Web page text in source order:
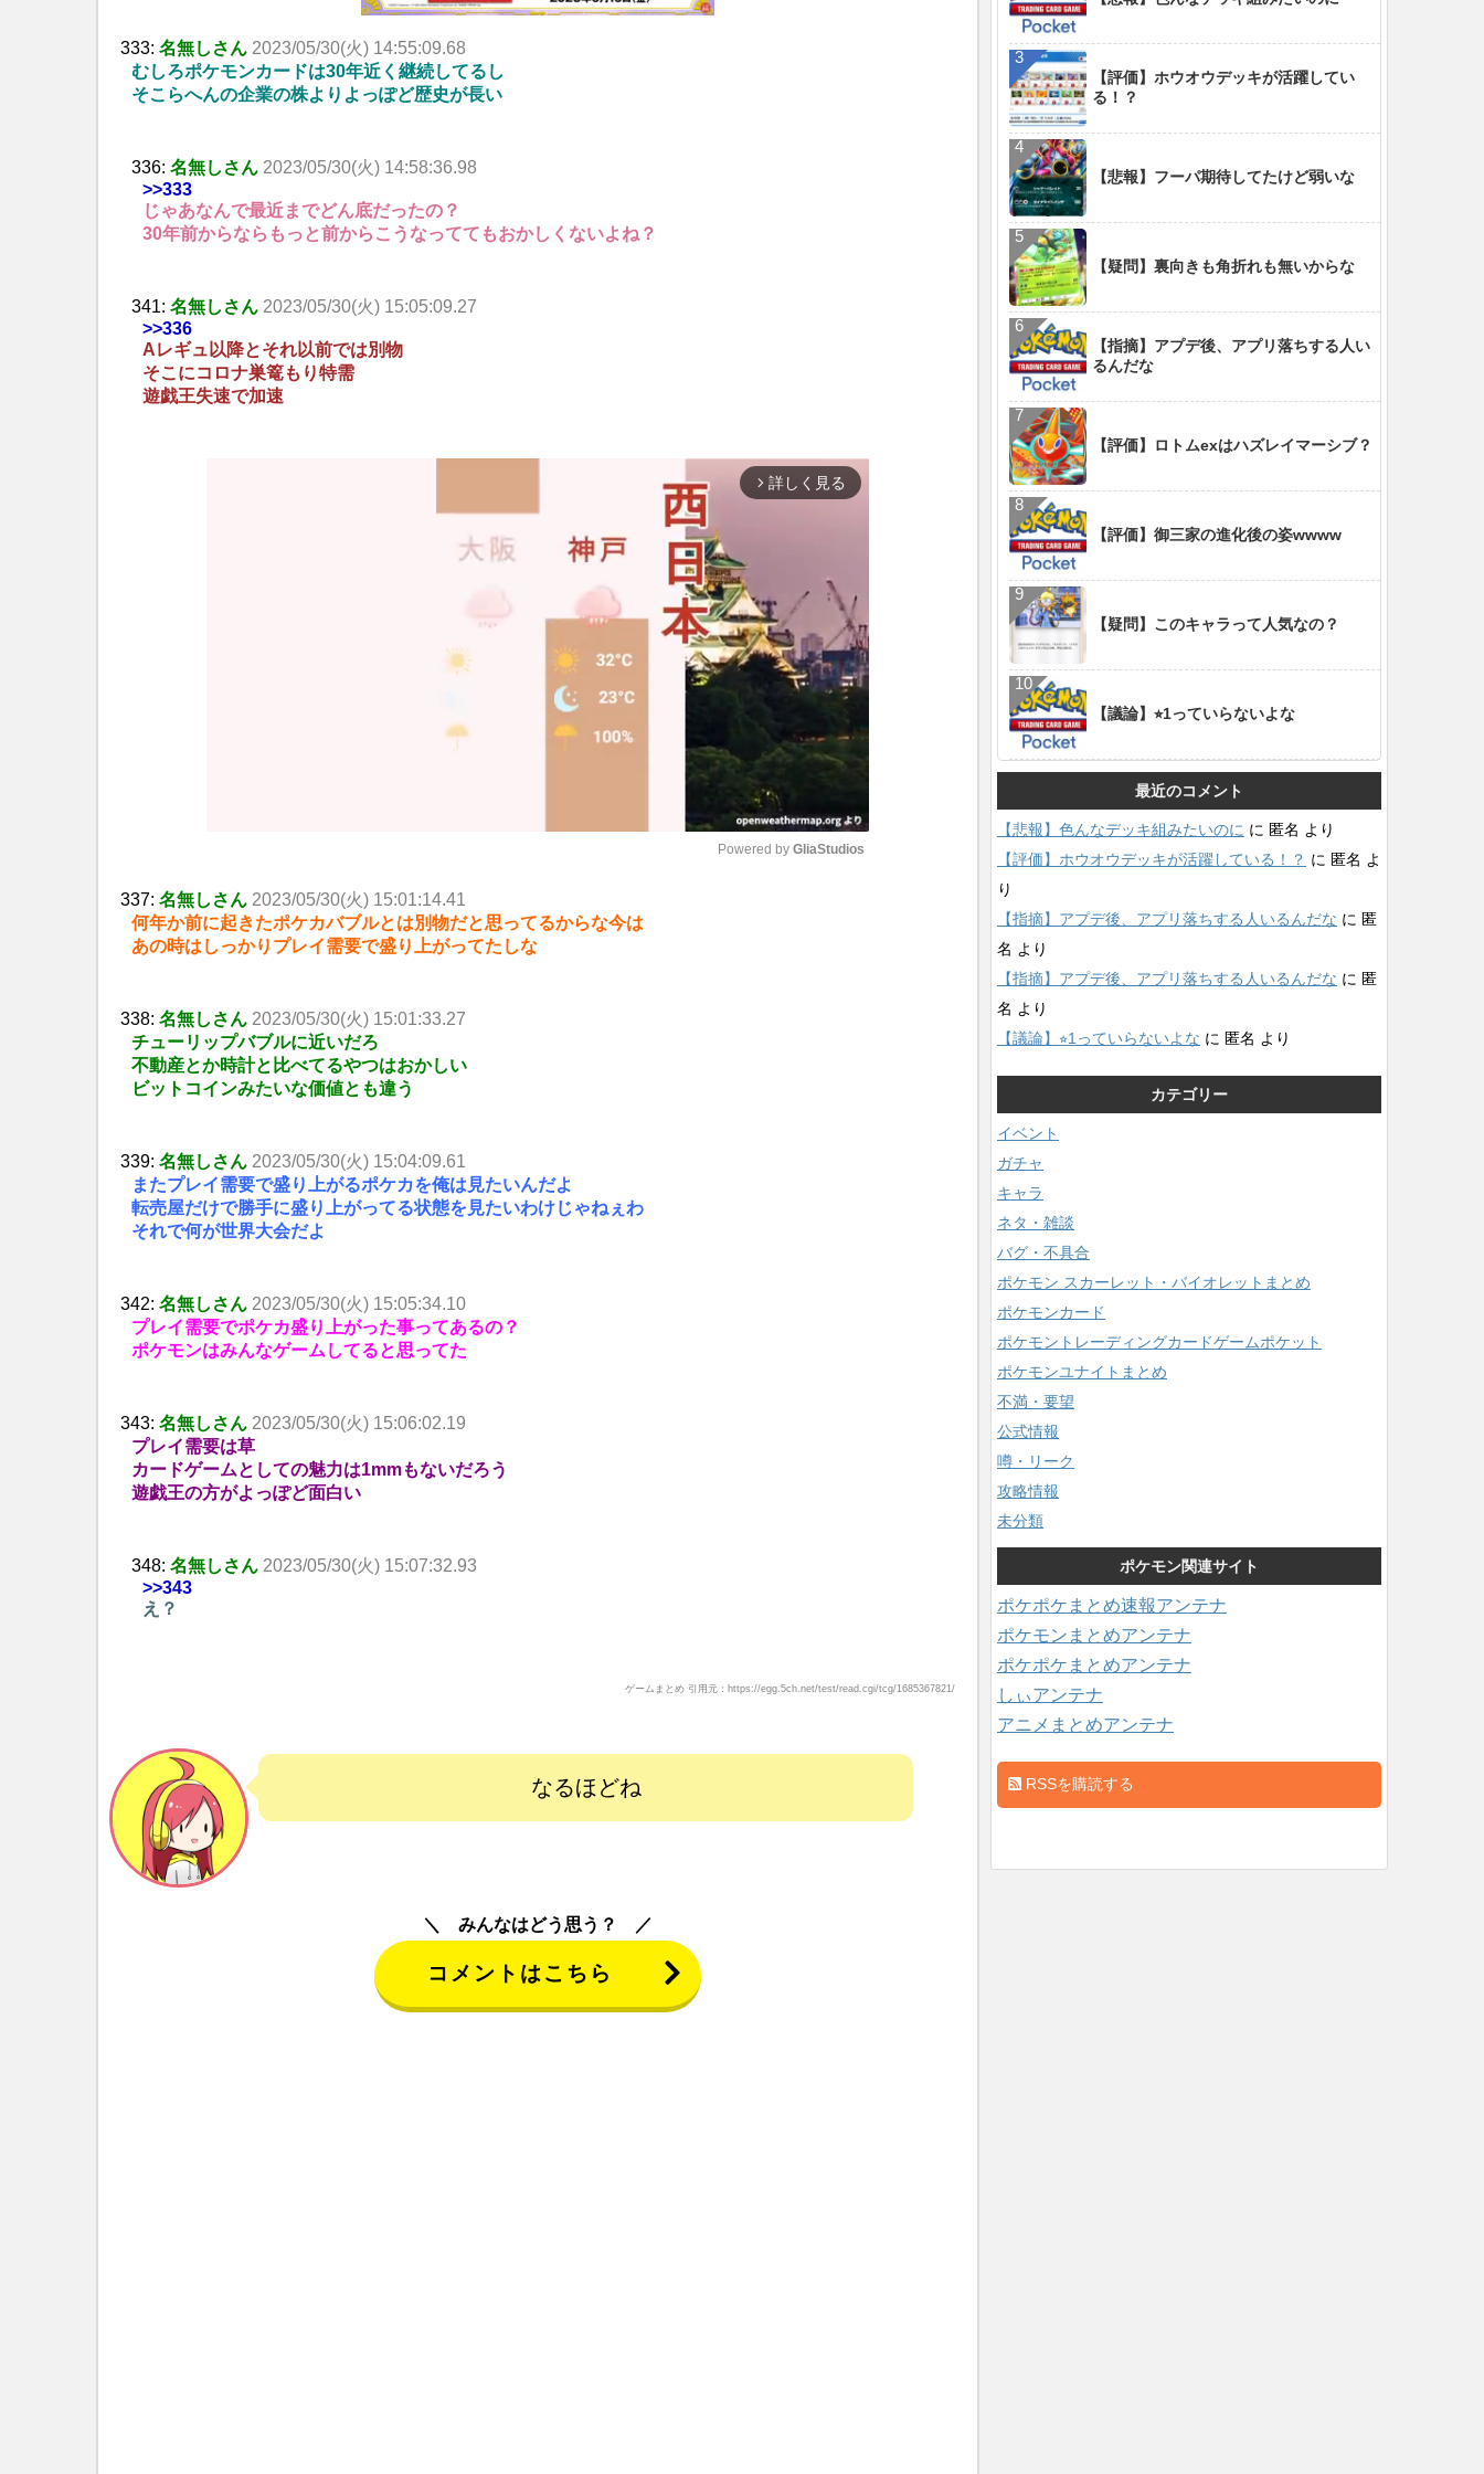
333: 名無しさん 2023/05/30(火) 14:55:09.68
むしろポケモンカードは30年近く継続してるし
そこらへんの企業の株よりよっぽど歴史が長い
336: 名無しさん 2023/05/30(火) 14:58:36.98
>>333
じゃあなんで最近までどん底だったの？
30年前からならもっと前からこうなっててもおかしくないよね？
341: 名無しさん 2023/05/30(火) 15:05:09.27
>>336
Aレギュ以降とそれ以前では別物
そこにコロナ巣篭もり特需
遊戯王失速で加速
arrow_forward_ios 詳しく見る
Powered by GliaStudios
337: 名無しさん 2023/05/30(火) 15:01:14.41
何年か前に起きたポケカバブルとは別物だと思ってるからな今は
あの時はしっかりプレイ需要で盛り上がってたしな
338: 名無しさん 2023/05/30(火) 15:01:33.27
チューリップバブルに近いだろ
不動産とか時計と比べてるやつはおかしい
ビットコインみたいな価値とも違う
339: 名無しさん 2023/05/30(火) 15:04:09.61
またプレイ需要で盛り上がるポケカを俺は見たいんだよ
転売屋だけで勝手に盛り上がってる状態を見たいわけじゃねぇわ
それで何が世界大会だよ
342: 名無しさん 2023/05/30(火) 15:05:34.10
プレイ需要でポケカ盛り上がった事ってあるの？
ポケモンはみんなゲームしてると思ってた
343: 名無しさん 2023/05/30(火) 15:06:02.19
プレイ需要は草
カードゲームとしての魅力は1mmもないだろう
遊戯王の方がよっぽど面白い
348: 名無しさん 2023/05/30(火) 15:07:32.93
>>343
え？
ゲームまとめ 引用元：https://egg.5ch.net/test/read.cgi/tcg/1685367821/
なるほどね
みんなはどう思う？
コメントはこちら
【評価】ホウオウデッキが活躍してい
る！？
【悲報】フーパ期待してたけど弱いな
【疑問】裏向きも角折れも無いからな
【指摘】アプデ後、アプリ落ちする人い
るんだな
【評価】ロトムexはハズレイマーシブ？
【評価】御三家の進化後の姿wwww
【疑問】このキャラって人気なの？
【議論】⭐︎1っていらないよな
最近のコメント
【悲報】色んなデッキ組みたいのに に 匿名 より
【評価】ホウオウデッキが活躍している！？ に 匿名 よ
り
【指摘】アプデ後、アプリ落ちする人いるんだな に 匿
名 より
【指摘】アプデ後、アプリ落ちする人いるんだな に 匿
名 より
【議論】⭐︎1っていらないよな に 匿名 より
カテゴリー
イベント
ガチャ
キャラ
ネタ・雑談
バグ・不具合
ポケモン スカーレット・バイオレットまとめ
ポケモンカード
ポケモントレーディングカードゲームポケット
ポケモンユナイトまとめ
不満・要望
公式情報
噂・リーク
攻略情報
未分類
ポケモン関連サイト
ポケポケまとめ速報アンテナ
ポケモンまとめアンテナ
ポケポケまとめアンテナ
しぃアンテナ
アニメまとめアンテナ
RSSを購読する